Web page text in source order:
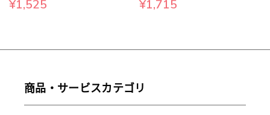
¥1,525 ¥1,715
商品・サービスカテゴリ